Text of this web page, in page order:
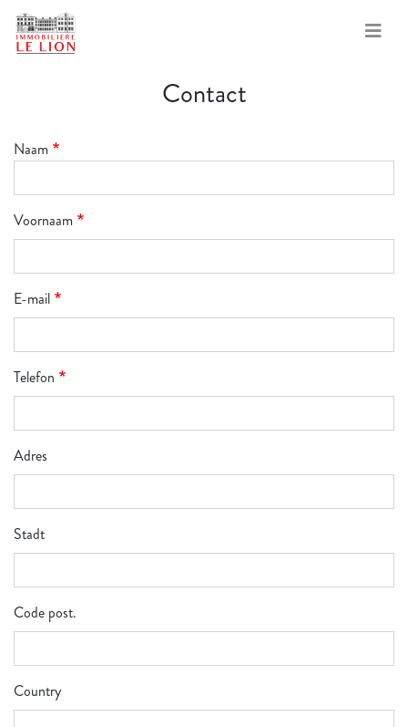
en
inhoud
Contact
Naam
Voornaam
E-mail
Telefon
Adres
Stadt
Code post.
Country